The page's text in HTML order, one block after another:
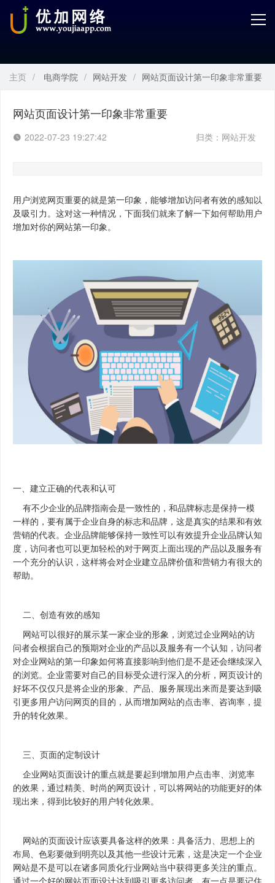
首页
开发服务
解决方案
案例解剖
关于优加
主页 / 电商学院 / 网站开发 / 网站页面设计第一印象非常重要
网站页面设计第一印象非常重要
2022-07-23 19:27:42 归类： 网站开发
用户浏览网页重要的就是第一印象，能够增加访问者有效的感知以
及吸引力。这对这一种情况，下面我们就来了解一下如何帮助用户
增加对你的网站第一印象。
一、建立正确的代表和认可
有不少企业的品牌指南会是一致性的，和品牌标志是保持一模
一样的，要有属于企业自身的标志和品牌，这是真实的结果和有效
营销的代表。企业品牌能够保持一致性可以有效提升企业品牌认知
度，访问者也可以更加轻松的对于网页上面出现的产品以及服务有
一个充分的认识，这样将会对企业建立品牌价值和营销力有很大的
帮助。
二、创造有效的感知
网站可以很好的展示某一家企业的形象，浏览过企业网站的访
问者会根据自己的预期对企业的产品以及服务有一个认知，访问者
对企业网站的第一印象如何将直接影响到他们是不是还会继续深入
的浏览。企业需要对自己的目标受众进行深入的分析，网页设计的
好坏不仅仅只是将企业的形象、产品、服务展现出来而是要达到吸
引更多用户访问网页的目的，从而增加网站的点击率、咨询率，提
升的转化效果。
三、页面的定制设计
企业网站页面设计的重点就是要起到增加用户点击率、浏览率
的效果，通过精美、时尚的网页设计，可以将网站的功能更好的体
现出来，得到比较好的用户转化效果。
网站的页面设计应该要具备这样的效果：具备活力、思想上的
布局、色彩要做到明亮以及其他一些设计元素，这是决定一个企业
网站是不是可以在诸多同质化行业网站当中获得更多关注的重点。